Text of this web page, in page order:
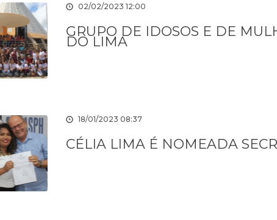
02/02/2023 12:00
GRUPO DE IDOSOS E DE
DO LIMA
18/01/2023 08:37
CÉLIA LIMA É NOMEADA